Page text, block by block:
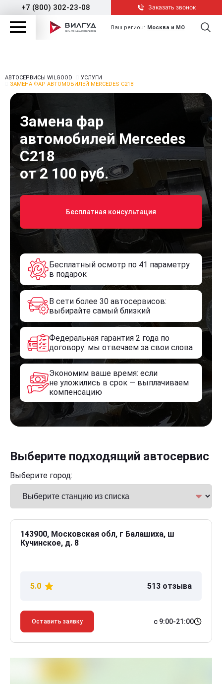
+7 (800) 302-23-08 Заказать звонок
Ваш регион: Москва и МО
АВТОСЕРВИСЫ WILGOOD
УСЛУГИ
ЗАМЕНА ФАР АВТОМОБИЛЕЙ MERCEDES C218
Замена фар
автомобилей Mercedes
C218
от 2 100 руб.
Бесплатная консультация
Бесплатный осмотр по 41 параметру
в подарок
В сети более 30 автосервисов:
выбирайте самый близкий
Федеральная гарантия 2 года по
договору: мы отвечаем за свои слова
Экономим ваше время: если
не уложились в срок — выплачиваем
компенсацию
Выберите подходящий автосервис
Выберите город:
143900, Московская обл, г Балашиха, ш
Кучинское, д. 8
5.0 513 отзыва
Оставить заявку с 9:00-21:00